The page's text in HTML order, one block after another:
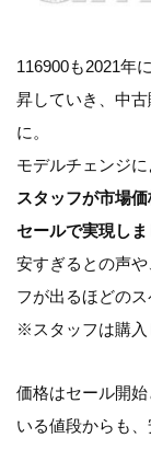
116900も2021年
昇していき、中
に。
モデルチェンジに
スタッフが市場
セールで実現しま
安すぎるとの声
フが出るほどのス
※スタッフは購入
価格はセール開
いる値段からも、